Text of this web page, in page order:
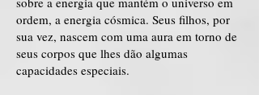
ordem, a energia cósmica. Seus filhos, por
sua vez, nascem com uma aura em torno de
seus corpos que lhes dão algumas
capacidades especiais.